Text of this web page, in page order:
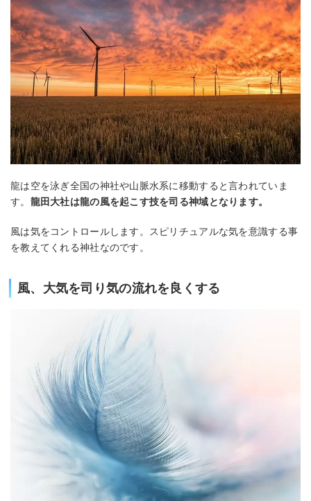
龍は空を泳ぎ全国の神社や山脈水系に移動すると言われていま
す。 龍田大社は龍の風を起こす技を司る神域となります。
風は気をコントロールします。スピリチュアルな気を意識する事
を教えてくれる神社なのです。
風、大気を司り気の流れを良くする